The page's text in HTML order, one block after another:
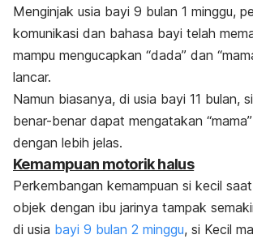
Menginjak usia bayi 9 bulan 1 minggu,
komunikasi dan bahasa bayi telah
mampu mengucapkan “dada” dan
lancar.
Namun biasanya, di usia bayi 11 bulan,
benar-benar dapat mengatakan
dengan lebih jelas.
Kemampuan motorik halus
Perkembangan kemampuan si kecil
objek dengan ibu jarinya tampak
di usia bayi 9 bulan 2 minggu, si Kecil